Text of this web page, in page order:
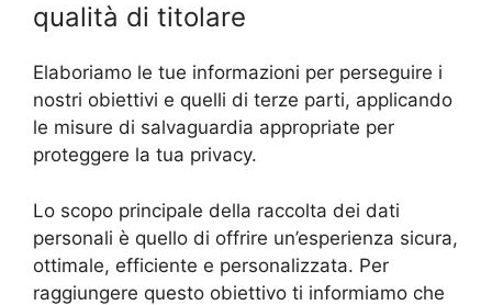
qualità di titolare
Elaboriamo le tue informazioni per perseguire i
nostri obiettivi e quelli di terze parti, applicando
le misure di salvaguardia appropriate per
proteggere la tua privacy.
Lo scopo principale della raccolta dei dati
personali è quello di offrire un’esperienza sicura,
ottimale, efficiente e personalizzata. Per
raggiungere questo obiettivo ti informiamo che